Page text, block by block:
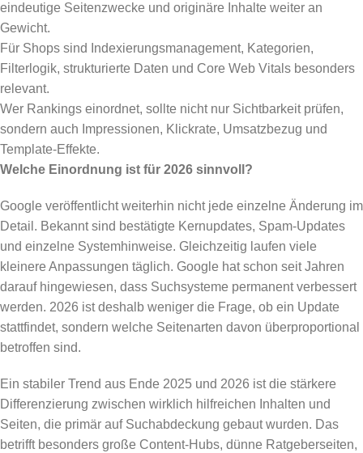
eindeutige Seitenzwecke und originäre Inhalte weiter an
Gewicht.
Für Shops sind Indexierungsmanagement, Kategorien,
Filterlogik, strukturierte Daten und Core Web Vitals besonders
relevant.
Wer Rankings einordnet, sollte nicht nur Sichtbarkeit prüfen,
sondern auch Impressionen, Klickrate, Umsatzbezug und
Template-Effekte.
Welche Einordnung ist für 2026 sinnvoll?
Google veröffentlicht weiterhin nicht jede einzelne Änderung im
Detail. Bekannt sind bestätigte Kernupdates, Spam-Updates
und einzelne Systemhinweise. Gleichzeitig laufen viele
kleinere Anpassungen täglich. Google hat schon seit Jahren
darauf hingewiesen, dass Suchsysteme permanent verbessert
werden. 2026 ist deshalb weniger die Frage, ob ein Update
stattfindet, sondern welche Seitenarten davon überproportional
betroffen sind.
Ein stabiler Trend aus Ende 2025 und 2026 ist die stärkere
Differenzierung zwischen wirklich hilfreichen Inhalten und
Seiten, die primär auf Suchabdeckung gebaut wurden. Das
betrifft besonders große Content-Hubs, dünne Ratgeberseiten,